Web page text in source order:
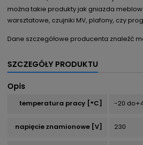
można takie produkty jak gniazda
warsztatowe, czujniki MV, plafony, czy
Dane szczegółowe producenta znaleźć
SZCZEGÓŁY PRODUKTU
Opis
temperatura pracy [°C] -20
napięcie znamionowe [V] 230